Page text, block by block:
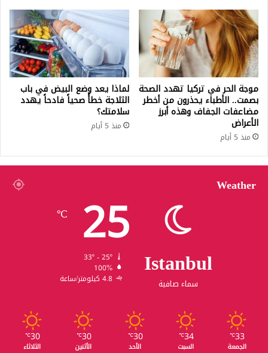
موجة الحر في تركيا تهدد الصحة
بصمت.. الأطباء يحذرون من أخطر
مضاعفات الجفاف وهذه أبرز
الأعراض
منذ 5 أيام
لماذا يعد وضع البيض في باب
الثلاجة خطأً صحياً فادحاً يهدد
سلامتك؟
منذ 5 أيام
Weather
Istanbul
سماء صافية
25
℃
33º - 25º
100%
4.8 كيلومتر/ساعة
33
℃
الجمعة
34
℃
السبت
30
℃
الأحد
30
℃
الأثنين
30
℃
الثلاثاء